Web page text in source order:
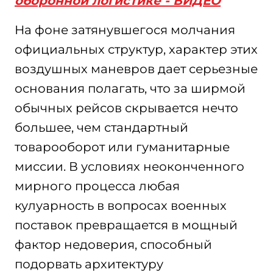
На фоне затянувшегося молчания
официальных структур, характер этих
воздушных маневров дает серьезные
основания полагать, что за ширмой
обычных рейсов скрывается нечто
большее, чем стандартный
товарооборот или гуманитарные
миссии. В условиях неоконченного
мирного процесса любая
кулуарность в вопросах военных
поставок превращается в мощный
фактор недоверия, способный
подорвать архитектуру